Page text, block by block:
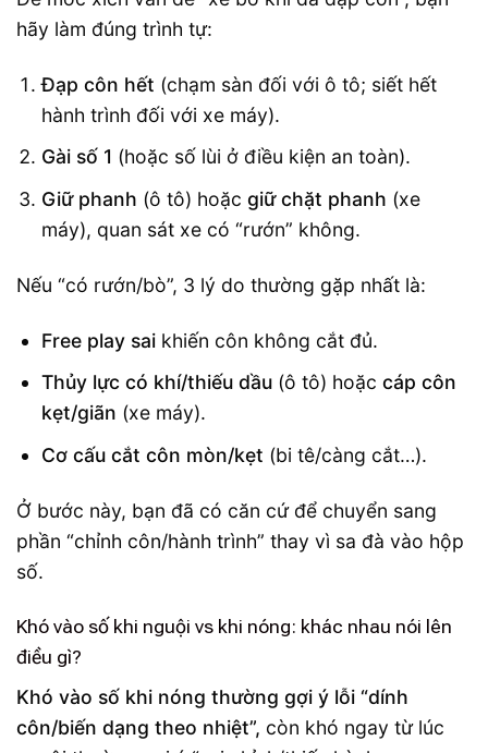
hãy làm đúng trình tự:
Đạp côn hết (chạm sàn đối với ô tô; siết hết
hành trình đối với xe máy).
Gài số 1 (hoặc số lùi ở điều kiện an toàn).
Giữ phanh (ô tô) hoặc giữ chặt phanh (xe
máy), quan sát xe có “rướn” không.
Nếu “có rướn/bò”, 3 lý do thường gặp nhất là:
Free play saikhiến côn không cắt đủ.
Thủy lực có khí/thiếu dầu(ô tô) hoặc cáp côn
kẹt/giãn (xe máy).
Cơ cấu cắt côn mòn/kẹt (bi tê/càng cắt…).
Ở bước này, bạn đã có căn cứ để chuyển sang
phần “chỉnh côn/hành trình” thay vì sa đà vào hộp
số.
Khó vào số khi nguội vs khi nóng: khác nhau nói lên
điều gì?
Khó vào số khi nóng thường gợi ý lỗi “dính
côn/biến dạng theo nhiệt”, còn khó ngay từ lúc